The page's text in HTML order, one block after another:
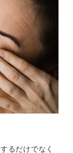
るだけでなく